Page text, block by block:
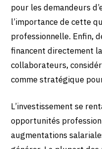
pour les demandeurs
l’importance de cette
professionnelle. Enfin,
financent directement
collaborateurs,
comme stratégique
L’investissement se
opportunités
augmentations